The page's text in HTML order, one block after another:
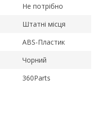
Не потрібно
Штатні місця
ABS-Пластик
Чорний
360Parts